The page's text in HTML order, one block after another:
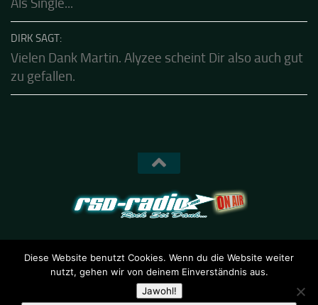
KALLE SAGT:
Als Single...
DIRK SAGT:
RSD-Radio © 2026. Alle Rechte vorbehalten.
Diese Website benutzt Cookies. Wenn du die Website weiter
nutzt, gehen wir von deinem Einverständnis aus.
Jawohl!